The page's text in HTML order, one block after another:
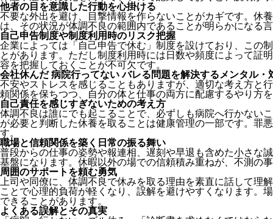
他者の目を意識した行動を心掛ける
不要な外出を避け、目撃情報を作らないことがカギです。休
は、その状況が体調不良の範囲内であることが明らかになる
自己申告制度や制度利用時のリスク把握
企業によっては「自己申告で休む」制度を設けており、この
とがあります。ただし制度利用時には日数や頻度によって証
容を把握しておくことが不可欠です。
会社休んだ 病院行ってない バレる問題を解決するメンタル・
不安やストレスを感じることもありますが、適切な考え方と
頼関係を保ちつつ、自分の体と仕事の両方に配慮するやり方
自己責任を感じすぎないための考え方
体調不良は誰にでも起こることで、必ずしも病院へ行かない
が必要と判断した休養を取ることは健康管理の一部です。罪
す。
職場と信頼関係を築く日常の振る舞い
普段からの仕事の姿勢や報連相、遅刻や早退も含めた小さな
基盤になります。休暇以外の場での信頼積み重ねが、不測の
周囲のサポートを頼む勇気
上司や同僚に、体調不良で休みを取る理由を素直に話して理
ことで心理的負荷が軽くなり、誤解を避けやすくなります。
できることがあります。
よくある誤解とその真実